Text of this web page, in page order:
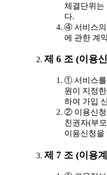
체결단위는
다.
④ 서비스의
에 관한 계
제 6 조 (이용
① 서비스를
원이 지정
하여 가입
② 이용신청
친권자(부
이용신청을
제 7 조 (이용